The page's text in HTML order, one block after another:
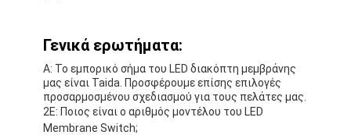
Γενικά ερωτήματα:
Α: Το εμπορικό σήμα του LED διακόπτη μεμβράνης
μας είναι Taida. Προσφέρουμε επίσης επιλογές
προσαρμοσμένου σχεδιασμού για τους πελάτες μας.
2Ε: Ποιος είναι ο αριθμός μοντέλου του LED
Membrane Switch;